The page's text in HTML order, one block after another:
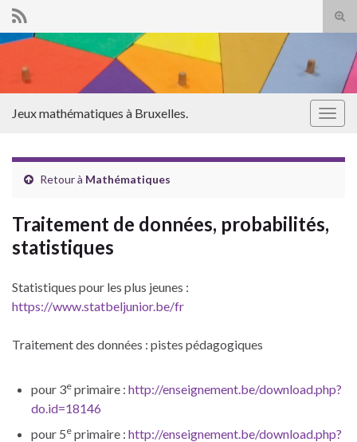
Search for:
Jeux mathématiques à Bruxelles.
Retour à Mathématiques
Traitement de données, probabilités,
statistiques
Statistiques pour les plus jeunes :
https://www.statbeljunior.be/fr
Traitement des données : pistes pédagogiques
pour 3e primaire : http://enseignement.be/download.php?
do.id=18146
pour 5e primaire : http://enseignement.be/download.php?